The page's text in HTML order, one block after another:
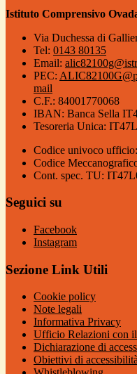
Istituto Comprensivo
Via Duchessa di
Tel: 0143 80135
Email:
PEC:
mail
C.F.: 84001770068
IBAN: Banca Sella
Tesoreria Unica:
Codice univoco
Codice
Cont. spec. TU:
Seguici su
Facebook
Instagram
Sezione Link Utili
Cookie policy
Note legali
Informativa Privacy
Ufficio Relazioni con
Dichiarazione di
Obiettivi di